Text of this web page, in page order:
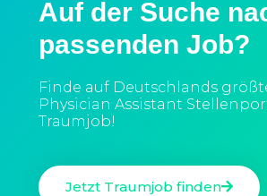
Auf der Suche
passenden Job?
Finde auf Deutschlands
Physician Assistant
Traumjob!
Jetzt Traumjob finden